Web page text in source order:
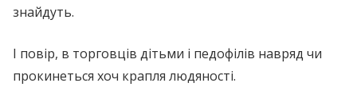
знайдуть.
І повір, в торговців дітьми і педофілів навряд чи
прокинеться хоч крапля людяності.